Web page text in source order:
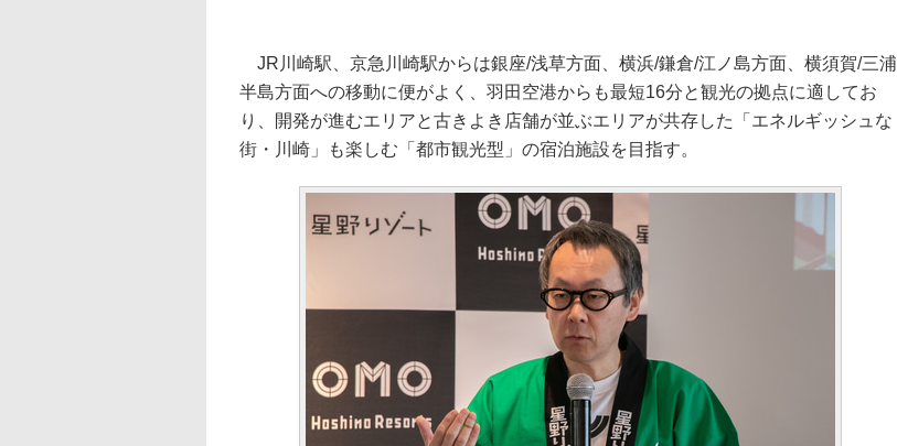
JR川崎駅、京急川崎駅からは銀座/浅草方面、横浜/鎌倉/江ノ島方面、横須賀/三浦
半島方面への移動に便がよく、羽田空港からも最短16分と観光の拠点に適してお
り、開発が進むエリアと古きよき店舗が並ぶエリアが共存した「エネルギッシュな
街・川崎」も楽しむ「都市観光型」の宿泊施設を目指す。